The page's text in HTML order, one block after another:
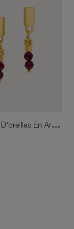
Boucles D'oreilles En Argent Doré Et Grenats